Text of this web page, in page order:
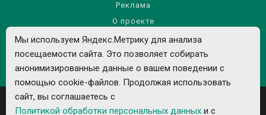
Реклама
О проекте
Правила использования материалов сайта
Политика обработки персональных данных
Мы используем Яндекс.Метрику для анализа
посещаемости сайта. Это позволяет собирать
анонимизированные данные о вашем поведении с
помощью cookie-файлов. Продолжая использовать
сайт, вы соглашаетесь с
Политикой обработки персональных данных и с